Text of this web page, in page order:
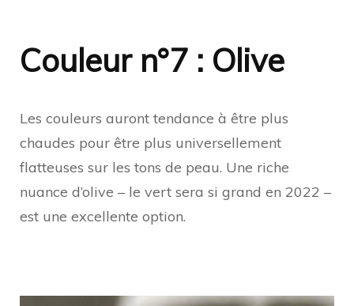
Couleur n°7 : Olive
Les couleurs auront tendance à être plus
chaudes pour être plus universellement
flatteuses sur les tons de peau. Une riche
nuance d’olive – le vert sera si grand en 2022 –
est une excellente option.